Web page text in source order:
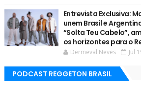
Entrevista Exclusiva:
unem Brasil e
“Solta Teu Cabelo”,
os horizontes para o
Dermeval Neves Jul
PODCAST REGGETON BRASIL